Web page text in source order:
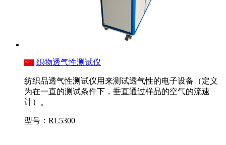
织物透气性测试仪
纺织品透气性测试仪用来测试透气性的电子设备（定义
为在一直的测试条件下，垂直通过样品的空气的流速
计）。
型号：RL5300